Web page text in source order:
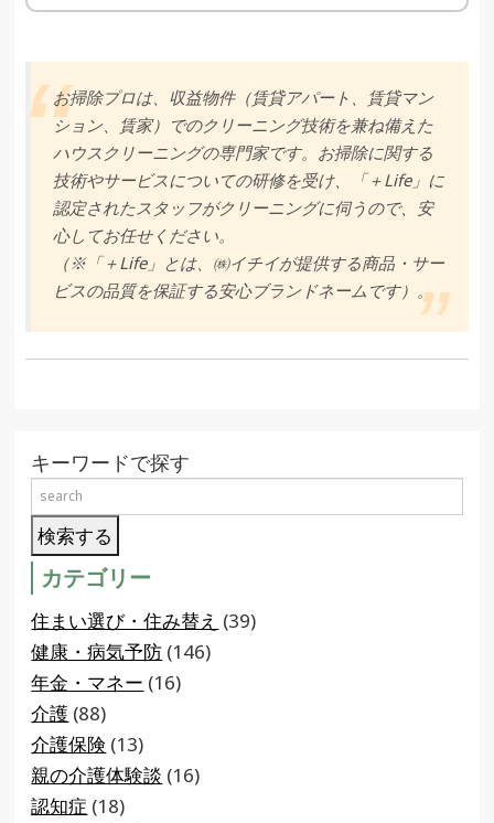
お掃除プロは、収益物件（賃貸アパート、賃貸マン
ション、賃家）でのクリーニング技術を兼ね備えた
ハウスクリーニングの専門家です。お掃除に関する
技術やサービスについての研修を受け、「＋Life」に
認定されたスタッフがクリーニングに伺うので、安
心してお任せください。
（※「＋Life」とは、㈱イチイが提供する商品・サー
ビスの品質を保証する安心ブランドネームです）。
キーワードで探す
カテゴリー
住まい選び・住み替え (39)
健康・病気予防 (146)
年金・マネー (16)
介護 (88)
介護保険 (13)
親の介護体験談 (16)
認知症 (18)